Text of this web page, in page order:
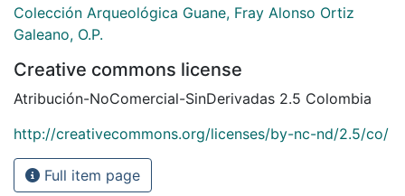
Colección Arqueológica Guane, Fray Alonso Ortiz
Galeano, O.P.
Creative commons license
Atribución-NoComercial-SinDerivadas 2.5 Colombia
http://creativecommons.org/licenses/by-nc-nd/2.5/co/
Full item page